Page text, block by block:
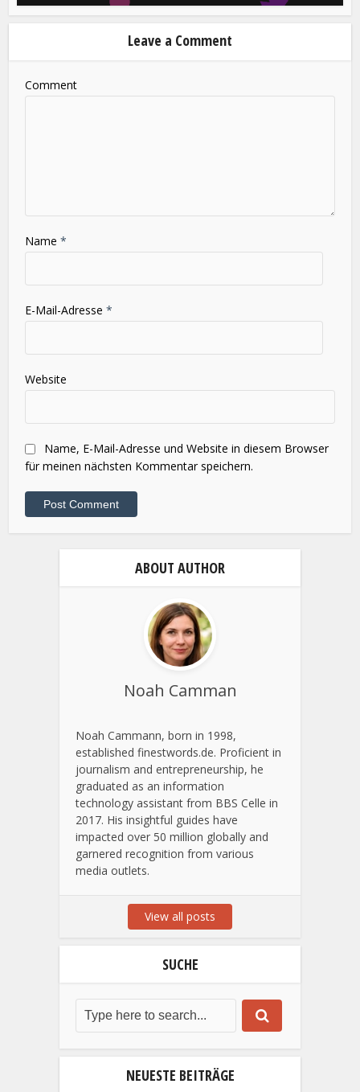
Leave a Comment
Comment
Name*
E-Mail-Adresse*
Website
Name, E-Mail-Adresse und Website in diesem Browser
für meinen nächsten Kommentar speichern.
ABOUT AUTHOR
Noah Camman
Noah Cammann, born in 1998,
established finestwords.de. Proficient in
journalism and entrepreneurship, he
graduated as an information
technology assistant from BBS Celle in
2017. His insightful guides have
impacted over 50 million globally and
garnered recognition from various
media outlets.
View all posts
SUCHE
NEUESTE BEITRÄGE